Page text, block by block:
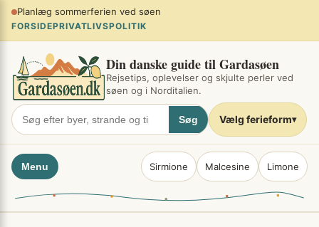
Spring
indhold
Planlæg sommerferien ved søen
FORSIDEPRIVATLIVSPOLITIK
Din danske guide til Gardasøen
Rejsetips, oplevelser og skjulte perler ved
søen og i Norditalien.
Søg Vælg ferieform▾
Menu Sirmione Malcesine Limone